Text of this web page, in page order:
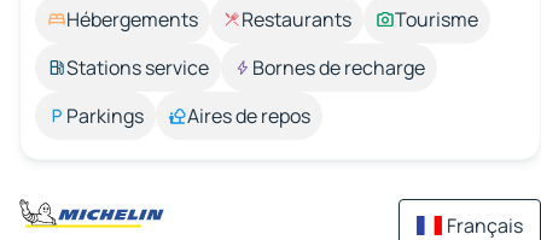
Hébergements Restaurants
Tourisme
Stations service
Bornes de recharge
Parkings
Aires de repos
Français